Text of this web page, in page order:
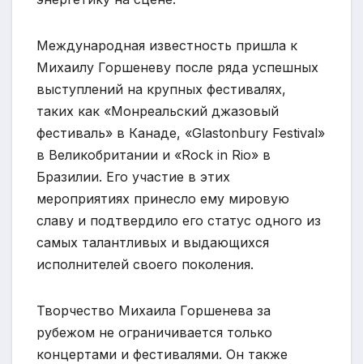
Международная известность пришла к
Михаилу Горшеневу после ряда успешных
выступлений на крупных фестивалях,
таких как «Монреальский джазовый
фестиваль» в Канаде, «Glastonbury Festival»
в Великобритании и «Rock in Rio» в
Бразилии. Его участие в этих
мероприятиях принесло ему мировую
славу и подтвердило его статус одного из
самых талантливых и выдающихся
исполнителей своего поколения.
Творчество Михаила Горшенева за
рубежом не ограничивается только
концертами и фестивалями. Он также